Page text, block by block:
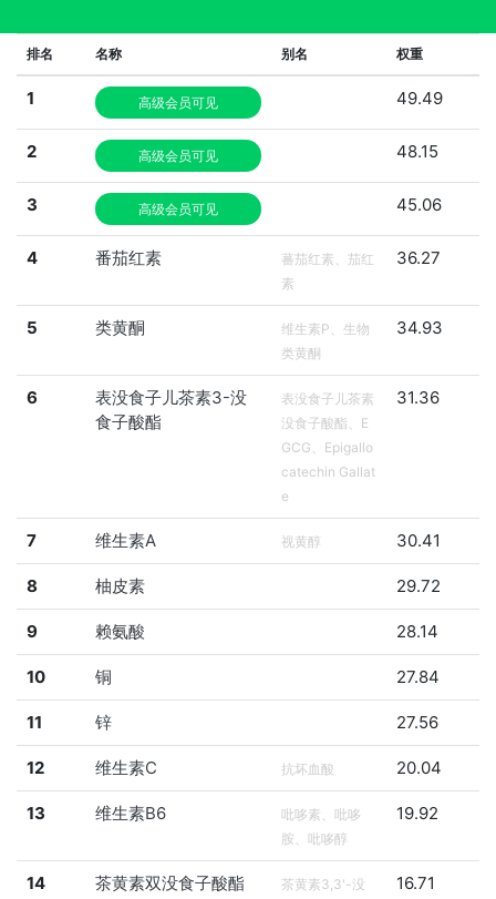
排名 名称 别名 权重
1 高级会员可见 49.49
2 高级会员可见 48.15
3 高级会员可见 45.06
4 番茄红素
蕃茄红素、茄红
素
36.27
5 类黄酮
维生素P、生物
类黄酮
34.93
6
表没食子儿茶素3-没
食子酸酯
表没食子儿茶素
没食子酸酯、E
GCG、Epigallo
catechin Gallat
e
31.36
7 维生素A 视黄醇 30.41
8 柚皮素 29.72
9 赖氨酸 28.14
10 铜 27.84
11 锌 27.56
12 维生素C 抗坏血酸 20.04
13 维生素B6
吡哆素、吡哆
胺、吡哆醇
19.92
14 茶黄素双没食子酸酯
茶黄素3,3'-没
16.71